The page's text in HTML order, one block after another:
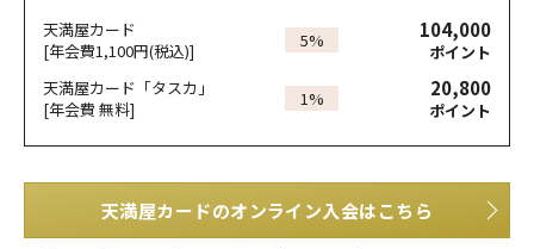
天満屋カード
[年会費1,100円(税込)]
5% 104,000
ポイント
天満屋カード「タスカ」
[年会費 無料]
1% 20,800
ポイント
天満屋カードのオンライン入会はこちら